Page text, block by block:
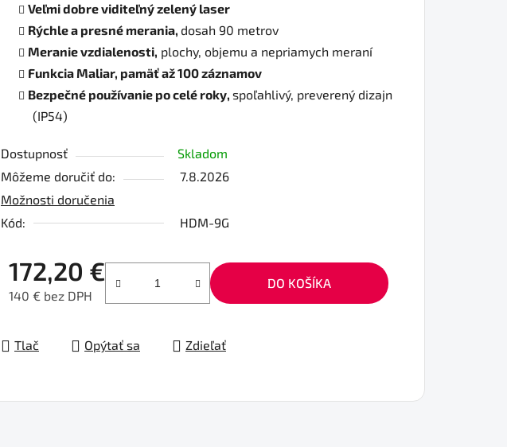
hviezdičiek.
Veľmi dobre viditeľný zelený laser
Rýchle a presné merania, dosah 90 metrov
Meranie vzdialenosti, plochy, objemu a nepriamych meraní
Funkcia Maliar, pamäť až 100 záznamov
Bezpečné používanie po celé roky, spoľahlivý, preverený dizajn
(IP54)
Dostupnosť
Skladom
Môžeme doručiť do:
7.8.2026
Možnosti doručenia
Kód:
HDM-9G
172,20 €
140 € bez DPH
DO KOŠÍKA
Tlač Opýtať sa Zdieľať